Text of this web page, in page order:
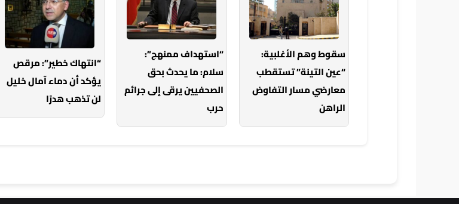
سقوط وهم الأغلبية:
“عين التينة” تستقطب
معارضي مسار التفاوض
الراهن
“استهداف ممنهج”:
سلام: ما يحدث بحق
الصحفيين يرقى إلى جرائم
حرب
“انتهاك خطير”: مرقص
يؤكد أن دماء آمال خليل
لن تذهب هدرًا